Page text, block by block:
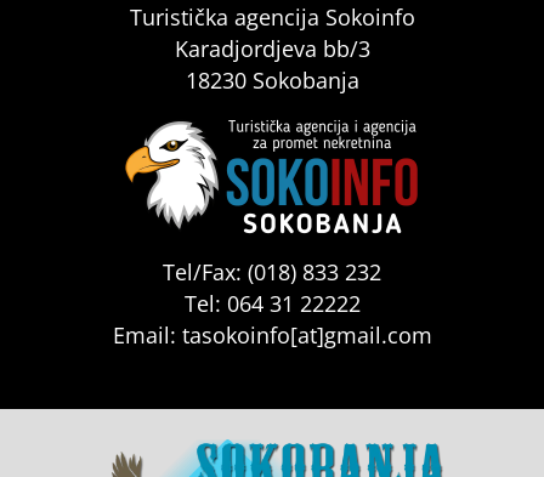
Turistička agencija Sokoinfo
Karadjordjeva bb/3
18230 Sokobanja
Tel/Fax: (018) 833 232
Tel: 064 31 22222
Email: tasokoinfo[at]gmail.com